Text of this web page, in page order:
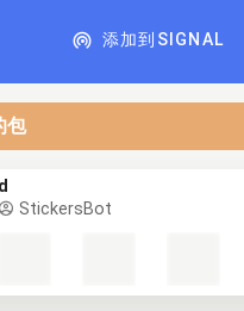
添加到SIGNAL
包
d
StickersBot